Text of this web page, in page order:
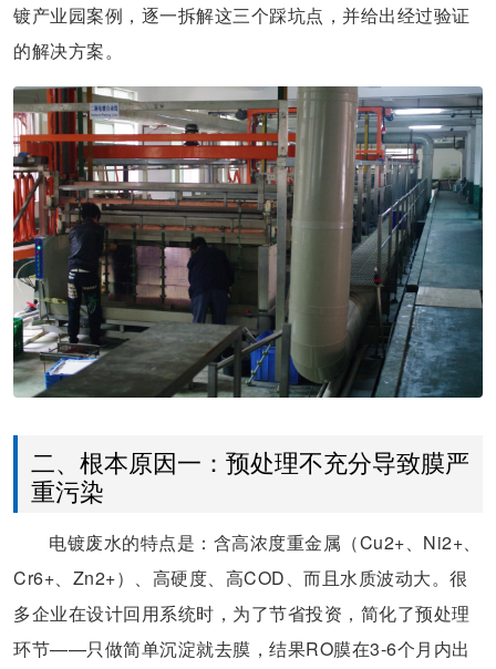
镀产业园案例，逐一拆解这三个踩坑点，并给出经过验证
的解决方案。
二、根本原因一：预处理不充分导致膜严
重污染
电镀废水的特点是：含高浓度重金属（Cu2+、Ni2+、
Cr6+、Zn2+）、高硬度、高COD、而且水质波动大。很
多企业在设计回用系统时，为了节省投资，简化了预处理
环节——只做简单沉淀就去膜，结果RO膜在3-6个月内出